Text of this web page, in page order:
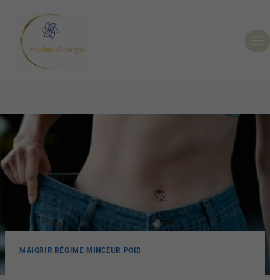
MAIGRIR RÉGIME MINCEUR POID